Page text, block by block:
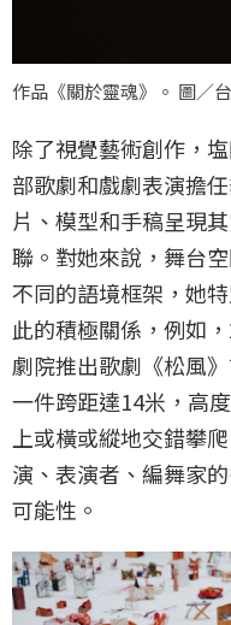
作品《關於靈魂》。 圖／
除了視覺藝術創作，
部歌劇和戲劇表演擔
片、模型和手稿呈現
聯。對她來說，舞台
不同的語境框架，她
此的積極關係，例如
劇院推出歌劇《松風
一件跨距達14米，高
上或橫或縱地交錯攀
演、表演者、編舞家
可能性。